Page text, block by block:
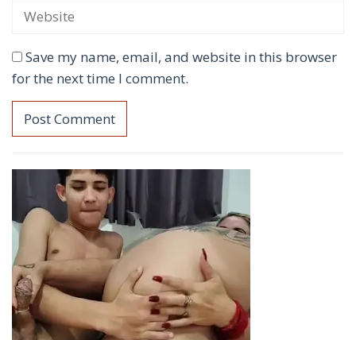
Save my name, email, and website in this browser
for the next time I comment.